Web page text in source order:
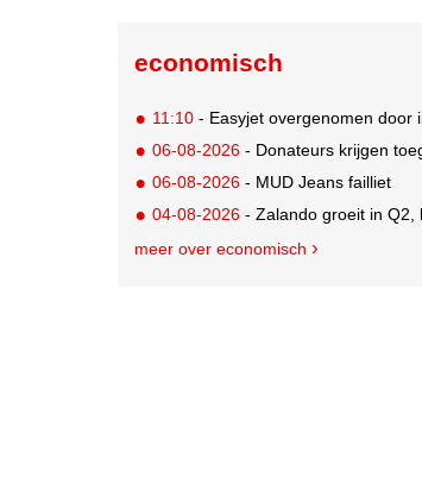
economisch
11:10 - Easyjet overgenomen door
06-08-2026 - Donateurs krijgen
06-08-2026 - MUD Jeans failliet
04-08-2026 - Zalando groeit in Q2,
meer over economisch